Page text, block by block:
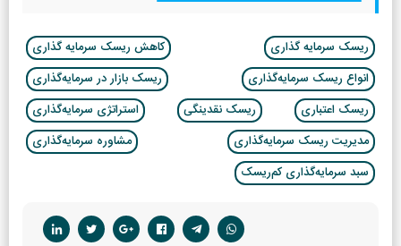
ریسک سرمایه گذاری
کاهش ریسک سرمایه گذاری
انواع ریسک سرمایه‌گذاری
ریسک بازار در سرمایه‌گذاری
ریسک اعتباری
ریسک نقدینگی
استراتژی سرمایه‌گذاری
مدیریت ریسک سرمایه‌گذاری
مشاوره سرمایه‌گذاری
سبد سرمایه‌گذاری کم‌ریسک